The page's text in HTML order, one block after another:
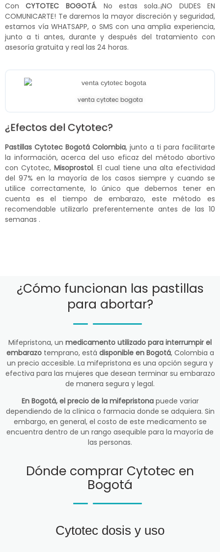
ConCYTOTEC BOGOTÁ. No estas sola..¡NO DUDES EN
COMUNICARTE! Te daremos la mayor discreción y seguridad,
estamos vía WHATSAPP, o SMS con una amplia experiencia,
junto a ti antes, durante y después del tratamiento con
asesoría gratuita y real las 24 horas.
venta cytotec bogota
¿Efectos del Cytotec?
Pastillas Cytotec Bogotá Colombia, junto a ti para facilitarte
la información, acerca del uso eficaz del método abortivo
con Cytotec, Misoprostol. El cual tiene una alta efectividad
del 97% en la mayoría de los casos siempre y cuando se
utilice correctamente, lo único que debemos tener en
cuenta es el tiempo de embarazo, este método es
recomendable utilizarlo preferentemente antes de las 10
semanas .
¿Cómo funcionan las pastillas
para abortar?
Mifepristona, un medicamento utilizado para interrumpir el
embarazotemprano, está disponible en Bogotá, Colombia a
un precio accesible. La mifepristona es una opción segura y
efectiva para las mujeres que desean terminar su embarazo
de manera segura y legal.
En Bogotá, el precio de la mifepristonapuede variar
dependiendo de la clínica o farmacia donde se adquiera. Sin
embargo, en general, el costo de este medicamento se
encuentra dentro de un rango asequible para la mayoría de
las personas.
Dónde comprar Cytotec en
Bogotá
Cytotec dosis y uso